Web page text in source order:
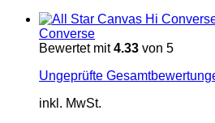
Converse
Bewertet mit4.33 von 5
Ungeprüfte
inkl. MwSt.